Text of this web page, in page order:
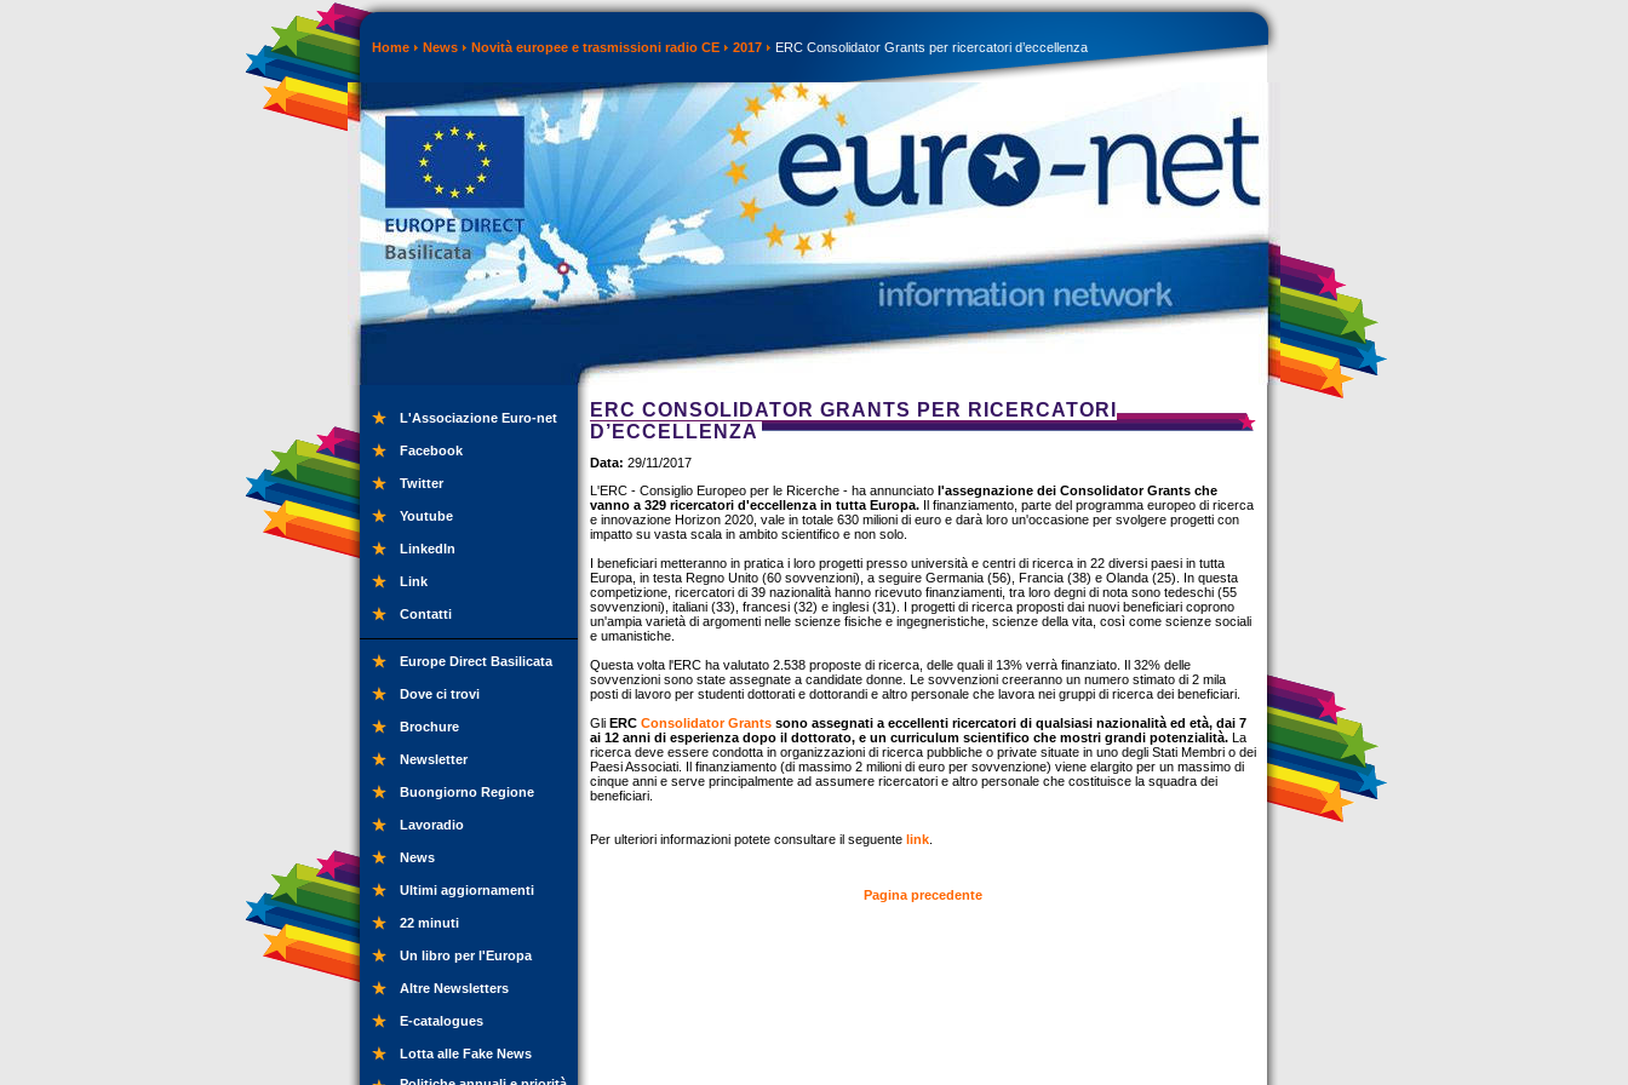
Home News Novità europee e trasmissioni radio CE 2017 ERC Consolidator Grants per ricercatori d’eccellenza
L'Associazione Euro-net
Facebook
Twitter
Youtube
LinkedIn
Link
Contatti
Europe Direct Basilicata
Dove ci trovi
Brochure
Newsletter
Buongiorno Regione
Lavoradio
News
Ultimi aggiornamenti
22 minuti
Un libro per l'Europa
Altre Newsletters
E-catalogues
Lotta alle Fake News
ERC CONSOLIDATOR GRANTS PER RICERCATORI
D’ECCELLENZA
Data: 29/11/2017
L'ERC - Consiglio Europeo per le Ricerche - ha annunciato l'assegnazione dei Consolidator Grants che
vanno a 329 ricercatori d'eccellenza in tutta Europa. Il finanziamento, parte del programma europeo di ricerca
e innovazione Horizon 2020, vale in totale 630 milioni di euro e darà loro un'occasione per svolgere progetti con
impatto su vasta scala in ambito scientifico e non solo.
I beneficiari metteranno in pratica i loro progetti presso università e centri di ricerca in 22 diversi paesi in tutta
Europa, in testa Regno Unito (60 sovvenzioni), a seguire Germania (56), Francia (38) e Olanda (25). In questa
competizione, ricercatori di 39 nazionalità hanno ricevuto finanziamenti, tra loro degni di nota sono tedeschi (55
sovvenzioni), italiani (33), francesi (32) e inglesi (31). I progetti di ricerca proposti dai nuovi beneficiari coprono
un'ampia varietà di argomenti nelle scienze fisiche e ingegneristiche, scienze della vita, così come scienze sociali
e umanistiche.
Questa volta l'ERC ha valutato 2.538 proposte di ricerca, delle quali il 13% verrà finanziato. Il 32% delle
sovvenzioni sono state assegnate a candidate donne. Le sovvenzioni creeranno un numero stimato di 2 mila
posti di lavoro per studenti dottorati e dottorandi e altro personale che lavora nei gruppi di ricerca dei beneficiari.
Gli ERC Consolidator Grants sono assegnati a eccellenti ricercatori di qualsiasi nazionalità ed età, dai 7
ai 12 anni di esperienza dopo il dottorato, e un curriculum scientifico che mostri grandi potenzialità. La
ricerca deve essere condotta in organizzazioni di ricerca pubbliche o private situate in uno degli Stati Membri o dei
Paesi Associati. Il finanziamento (di massimo 2 milioni di euro per sovvenzione) viene elargito per un massimo di
cinque anni e serve principalmente ad assumere ricercatori e altro personale che costituisce la squadra dei
beneficiari.
Per ulteriori informazioni potete consultare il seguente link
Pagina precedente